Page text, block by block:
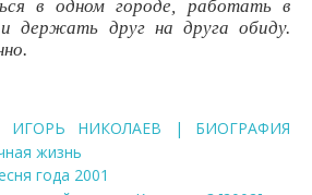
в одном городе, работать в
держать друг на друга обиду.
- ИГОРЬ НИКОЛАЕВ | БИОГРАФИЯ
жизнь
года 2001